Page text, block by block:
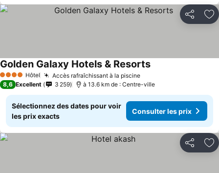
Partager
4 Étoiles Hôtel Accès rafraîchissant à la piscine
Golden Galaxy Hotels & Resorts
8,6 Excellent 3 259 à 13.6 km de : Centre-ville
Sélectionnez des dates pour voir
les prix exacts
Consulter les prix
Partager